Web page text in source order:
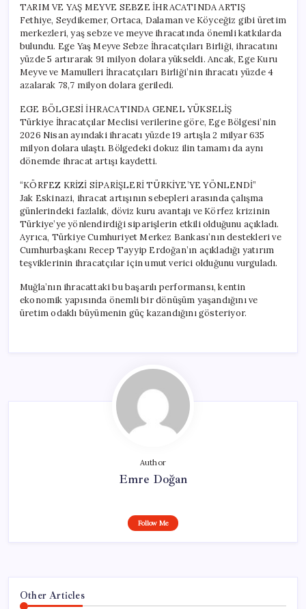
TARIM VE YAŞ MEYVE SEBZE İHRACATINDA ARTIŞ
Fethiye, Seydikemer, Ortaca, Dalaman ve Köyceğiz gibi üretim
merkezleri, yaş sebze ve meyve ihracatında önemli katkılarda
bulundu. Ege Yaş Meyve Sebze İhracatçıları Birliği, ihracatını
yüzde 5 artırarak 91 milyon dolara yükseldi. Ancak, Ege Kuru
Meyve ve Mamulleri İhracatçıları Birliği’nin ihracatı yüzde 4
azalarak 78,7 milyon dolara geriledi.
EGE BÖLGESİ İHRACATINDA GENEL YÜKSELİŞ
Türkiye İhracatçılar Meclisi verilerine göre, Ege Bölgesi’nin
2026 Nisan ayındaki ihracatı yüzde 19 artışla 2 milyar 635
milyon dolara ulaştı. Bölgedeki dokuz ilin tamamı da aynı
dönemde ihracat artışı kaydetti.
“KÖRFEZ KRİZİ SİPARİŞLERİ TÜRKİYE’YE YÖNLENDİ”
Jak Eskinazi, ihracat artışının sebepleri arasında çalışma
günlerindeki fazlalık, döviz kuru avantajı ve Körfez krizinin
Türkiye’ye yönlendirdiği siparişlerin etkili olduğunu açıkladı.
Ayrıca, Türkiye Cumhuriyet Merkez Bankası’nın destekleri ve
Cumhurbaşkanı Recep Tayyip Erdoğan’ın açıkladığı yatırım
teşviklerinin ihracatçılar için umut verici olduğunu vurguladı.
Muğla’nın ihracattaki bu başarılı performansı, kentin
ekonomik yapısında önemli bir dönüşüm yaşandığını ve
üretim odaklı büyümenin güç kazandığını gösteriyor.
Author
Emre Doğan
Follow Me
Other Articles